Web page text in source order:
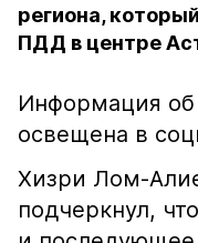
региона,
ПДД в центре
Информация
освещена в
Хизри Лом-
подчеркнул,